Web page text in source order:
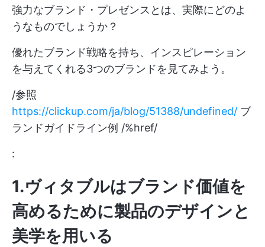
強力なブランド・プレゼンスとは、実際にどのよ
うなものでしょうか？
優れたブランド戦略を持ち、インスピレーション
を与えてくれる3つのブランドを見てみよう。
/参照
https://clickup.com/ja/blog/51388/undefined/ ブ
ランドガイドライン例 /%href/
:
1.ヴィタブルはブランド価値を
高めるために製品のデザインと
美学を用いる